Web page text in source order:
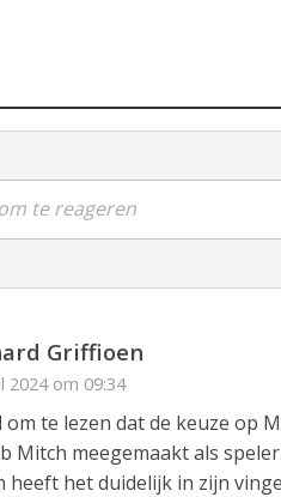
te reageren
Griffioen
2024 om 09:34
om te lezen dat de keuze op
Mitch meegemaakt als
heeft het duidelijk in zijn